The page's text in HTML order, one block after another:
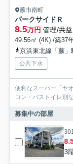
蕨市南町
パークサイドＲ
8.5万円 管理/共
49.56㎡ (4K) /築37
京浜東北線「蕨」
公共下水
便利なスーパー「ヤ
コン・バストイレ別
募集中の部屋
3